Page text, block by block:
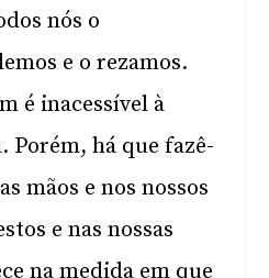
nós o
e o rezamos.
é inacessível à
Porém, há que fazê-
mãos e nos nossos
e nas nossas
na medida em que